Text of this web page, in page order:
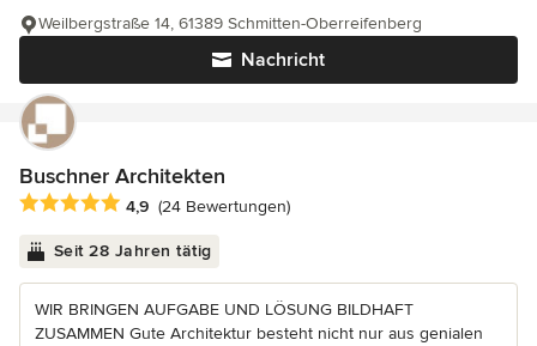
Nachricht
Weilbergstraße 14, 61389 Schmitten-Oberreifenberg
Buschner Architekten
Durchschnittliche Bewertung: 4.9 von 5 Sternen
4,9 (24 Bewertungen)
Seit 28 Jahren tätig
WIR BRINGEN AUFGABE UND LÖSUNG BILDHAFT
ZUSAMMEN Gute Architektur besteht nicht nur aus genialen